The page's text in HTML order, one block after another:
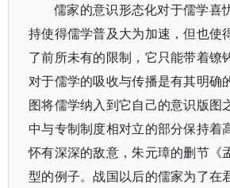
儒家的意识形态化对于儒学喜
持使得儒学普及大为加速，但也使
了前所未有的限制，它只能带着镣
对于儒学的吸收与传播是有其明确
图将儒学纳入到它自己的意识版图
中与专制制度相对立的部分保持着
怀有深深的敌意，朱元璋的删节《
型的例子。战国以后的儒家为了在